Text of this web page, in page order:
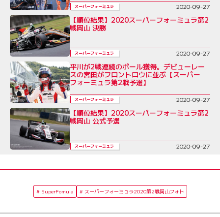
スーパーフォーミュラ 2020-09-27
【順位結果】2020スーパーフォーミュラ第2
戦岡山 決勝
スーパーフォーミュラ 2020-09-27
平川が2戦連続のポール獲得。デビューレー
スの宮田がフロントロウに並ぶ【スーパー
フォーミュラ第2戦予選】
スーパーフォーミュラ 2020-09-27
【順位結果】2020スーパーフォーミュラ第2
戦岡山 公式予選
スーパーフォーミュラ 2020-09-27
SuperFomula スーパーフォーミュラ2020第2戦岡山フォト